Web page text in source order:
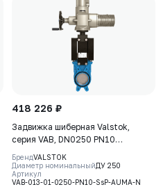
418 226 ₽
Задвижка шиберная Valstok,
серия VAB, DN0250 PN10
невыдвижной шток, корпус GJS-
400-15 (GGG40), нож AISI 304,
NBR, Электропривод AUMA SA
БрендVALSTOK
Диаметр номинальныйДУ 250
Артикул
VAB-013-01-0250-PN10-SsP-AUMA-N